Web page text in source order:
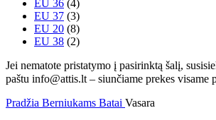
EU 36 (4)
EU 37 (3)
EU 20 (8)
EU 38 (2)
Jei nematote pristatymo į pasirinktą šalį,
paštu info@attis.lt – siunčiame prekes visame
Pradžia Berniukams Batai Vasara